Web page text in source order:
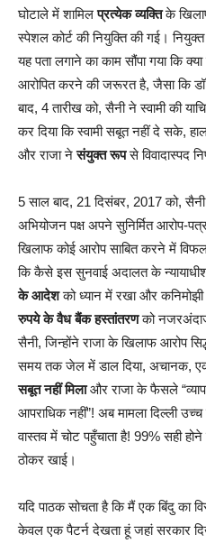
घोटाले में शामिलप्रत्येक व्यक्तिके
स्पेशल कोर्ट की नियुक्ति की गई।
यह पता लगाने का काम सौंपा गया कि
आरोपित करने की जरूरत है, जैसा कि डॉ
बाद, 4 तारीख को, सैनी ने स्वामी की
कर दिया कि स्वामी सबूत नहीं दे सके,
और राजा नेसंयुक्त रूपसे विवादास्पद
5 साल बाद, 21 दिसंबर, 2017 को,
अभियोजन पक्ष अपने सुनिर्मित आरोप-
खिलाफ कोई आरोप साबित करने में
कि कैसे इस सुनवाई अदालत के
के आदेशको ध्यान में रखा और कनिमोझी
रुपये के वैध बैंक हस्तांतरणको नजरअंदाज
सैनी, जिन्होंने राजा के खिलाफ आरोप
समय तक जेल में डाल दिया, अचानक,
सबूत नहीं मिलाऔर राजा के फैसले
आपराधिक नहीं”! अब मामला दिल्ली
वास्तव में चोट पहुँचाता है! 99% सही
ठोकर खाई।
यदि पाठक सोचता है कि मैं एक बिंदु का
केवल एक पैटर्न देखता हूं जहां सरकार